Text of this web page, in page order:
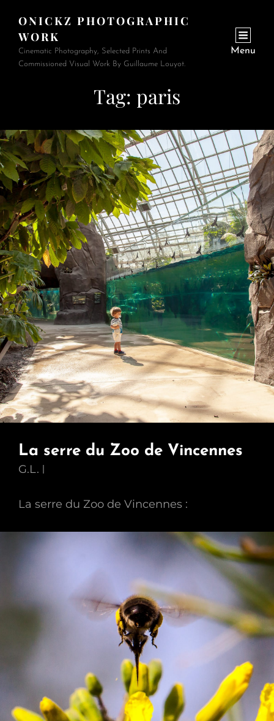
ONICKZ PHOTOGRAPHIC
WORK
Cinematic Photography, Selected Prints And
Commissioned Visual Work By Guillaume Louyot.
Menu
Tag: paris
La serre du Zoo de Vincennes
G.L.
La serre du Zoo de Vincennes :